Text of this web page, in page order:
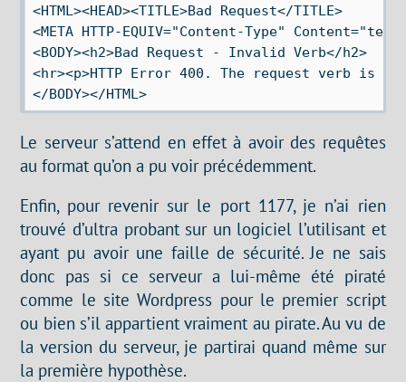
<HTML><HEAD><TITLE>Bad Request</TITLE>
<META HTTP-EQUIV="Content-Type"
<BODY><h2>Bad Request - Invalid Verb</h2>
<hr><p>HTTP Error 400. The request verb is
Le serveur s’attend en effet à avoir des requêtes
au format qu’on a pu voir précédemment.
Enfin, pour revenir sur le port 1177, je n’ai rien
trouvé d’ultra probant sur un logiciel l’utilisant et
ayant pu avoir une faille de sécurité. Je ne sais
donc pas si ce serveur a lui-même été piraté
comme le site Wordpress pour le premier script
ou bien s’il appartient vraiment au pirate. Au vu de
la version du serveur, je partirai quand même sur
la première hypothèse.